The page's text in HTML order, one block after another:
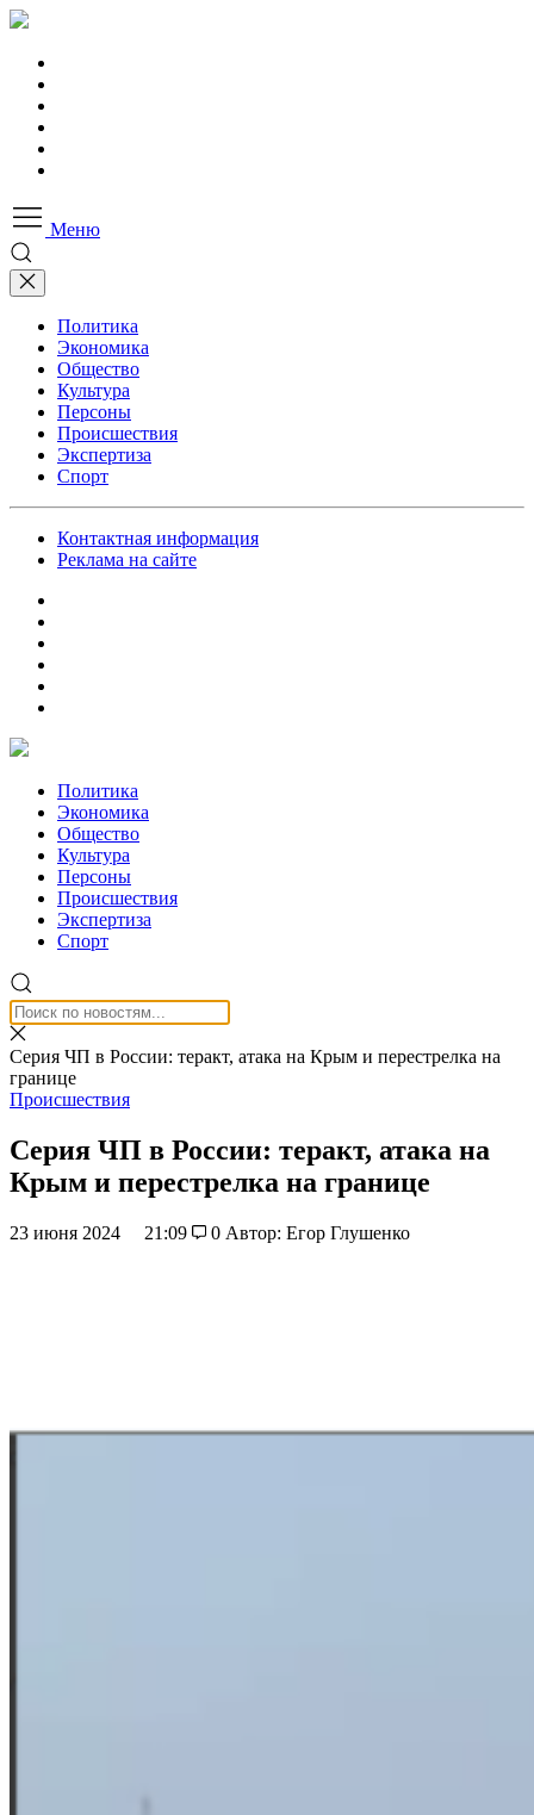
Меню
Политика
Экономика
Общество
Культура
Персоны
Происшествия
Экспертиза
Спорт
Контактная информация
Реклама на сайте
Политика
Экономика
Общество
Культура
Персоны
Происшествия
Экспертиза
Спорт
Серия ЧП в России: теракт, атака на Крым и перестрелка на
границе
Происшествия
Серия ЧП в России: теракт, атака на
Крым и перестрелка на границе
23 июня 2024 21:09 0 Автор: Егор Глушенко